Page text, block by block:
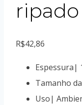
ripado
R$42,86
Espessura|
Tamanho
Uso|